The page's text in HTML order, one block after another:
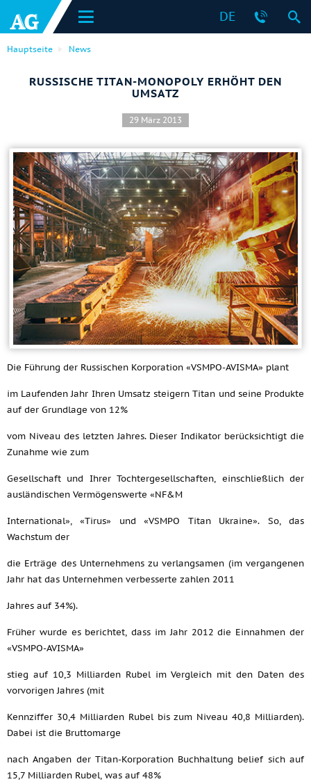
DE
Hauptseite News
RUSSISCHE TITAN-MONOPOLY ERHÖHT DEN
UMSATZ
29 März 2013
Die Führung der Russischen Korporation «VSMPO-AVISMA» plant
im Laufenden Jahr Ihren Umsatz steigern Titan und seine Produkte
auf der Grundlage von 12%
vom Niveau des letzten Jahres. Dieser Indikator berücksichtigt die
Zunahme wie zum
Gesellschaft und Ihrer Tochtergesellschaften, einschließlich der
ausländischen Vermögenswerte «NF&M
International», «Tirus» und «VSMPO Titan Ukraine». So, das
Wachstum der
die Erträge des Unternehmens zu verlangsamen (im vergangenen
Jahr hat das Unternehmen verbesserte zahlen 2011
Jahres auf 34%).
Früher wurde es berichtet, dass im Jahr 2012 die Einnahmen der
«VSMPO-AVISMA»
stieg auf 10,3 Milliarden Rubel im Vergleich mit den Daten des
vorvorigen Jahres (mit
Kennziffer 30,4 Milliarden Rubel bis zum Niveau 40,8 Milliarden).
Dabei ist die Bruttomarge
nach Angaben der Titan-Korporation Buchhaltung belief sich auf
15,7 Milliarden Rubel, was auf 48%